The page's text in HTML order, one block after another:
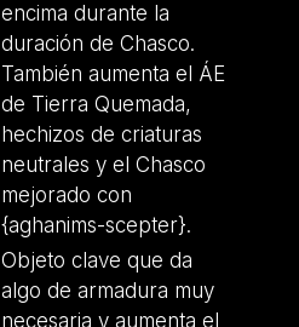
encima durante la
duración de Chasco.
También aumenta el ÁE
de Tierra Quemada,
hechizos de criaturas
neutrales y el Chasco
mejorado con
{aghanims-scepter}.
Objeto clave que da
algo de armadura muy
necesaria y aumenta el